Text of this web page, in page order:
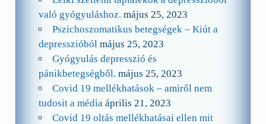
való gyógyuláshoz. május 25, 2023
Pszichoszomatikus betegségek – Kiút a
depresszióból május 25, 2023
Gyógyulás depresszió és
pánikbetegségből. május 25, 2023
Covid 19 mellékhatások – amiről nem
tudosit a média április 21, 2023
Covid 19 oltás mellékhatásai ellen mit